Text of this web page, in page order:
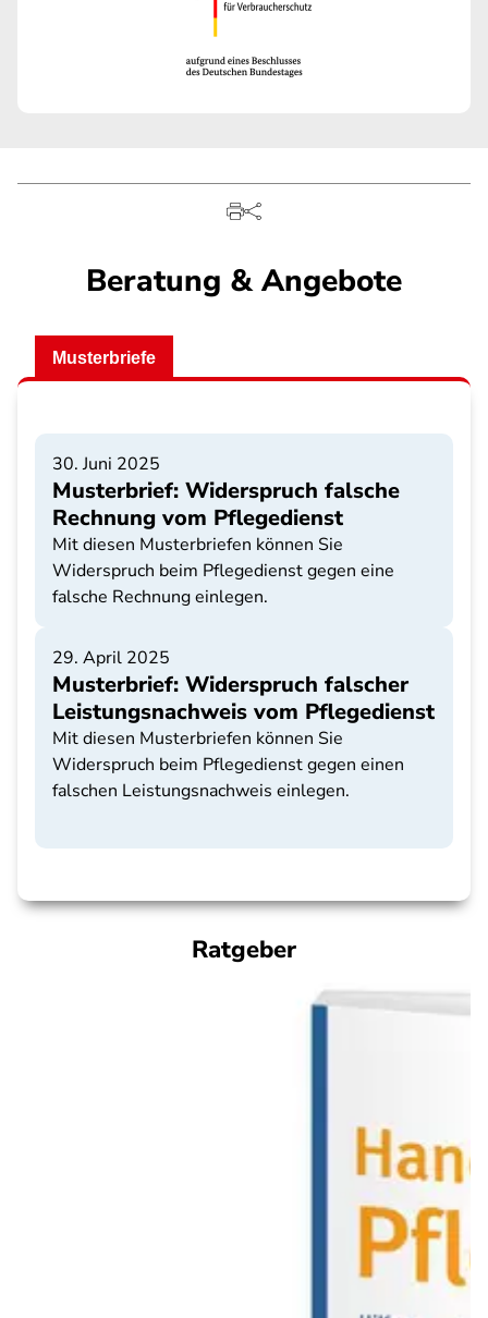
Beratung & Angebote
Musterbriefe
30. Juni 2025
Musterbrief: Widerspruch falsche
Rechnung vom Pflegedienst
Mit diesen Musterbriefen können Sie
Widerspruch beim Pflegedienst gegen eine
falsche Rechnung einlegen.
29. April 2025
Musterbrief: Widerspruch falscher
Leistungsnachweis vom Pflegedienst
Mit diesen Musterbriefen können Sie
Widerspruch beim Pflegedienst gegen einen
falschen Leistungsnachweis einlegen.
Ratgeber